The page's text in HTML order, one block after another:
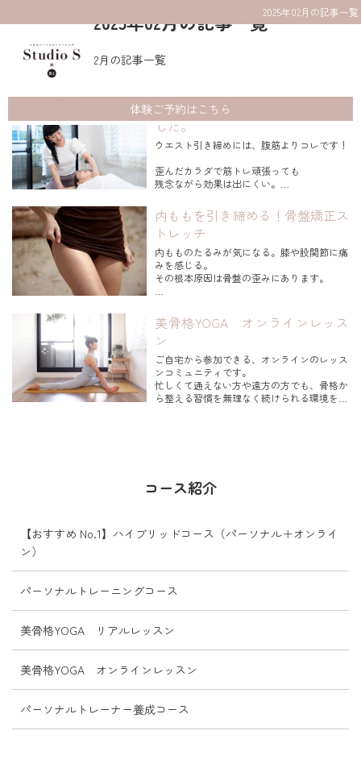
2025年02月の記事一覧
体験ご予約はこちら
2025年02月の記事一覧
HOME 2025年02月の記事一覧
お腹のたるみ解消！動画配信しま
した。
ウエスト引き締めには、腹筋よりコレです！
歪んだカラダで筋トレ頑張っても
残念ながら効果は出にくい。
骨格はお家で例えると
全体をカタチ作る土台になるもの。
歪んだ骨格から整えれば、
体重は変化なしでもウエスト－5cmは可能！
ぜひ一緒に頑張りましょう！ https://youtu.
be/ib4Q...
内ももを引き締める！骨盤矯正ス
トレッチ
内もものたるみが気になる。膝や股関節に痛
みを感じる。
その根本原因は骨盤の歪みにあります。
スタジオSの曽根田忍です。
一般的にそれらの原因を
「内転筋が弱い！」
からと言われがちですが、
実は筋力不足だけが原因ではありません！
美骨格YOGA オンラインレッス
ン
ご自宅から参加できる、オンラインのレッス
ンコミュニティです。
忙しくて通えない方や遠方の方でも、骨格か
ら整える習慣を無理なく続けられる環境を整
コース紹介
【おすすめ No.1】ハイブリッドコース（パーソナル＋オンライ
ン）
パーソナルトレーニングコース
美骨格YOGA リアルレッスン
美骨格YOGA オンラインレッスン
パーソナルトレーナー養成コース